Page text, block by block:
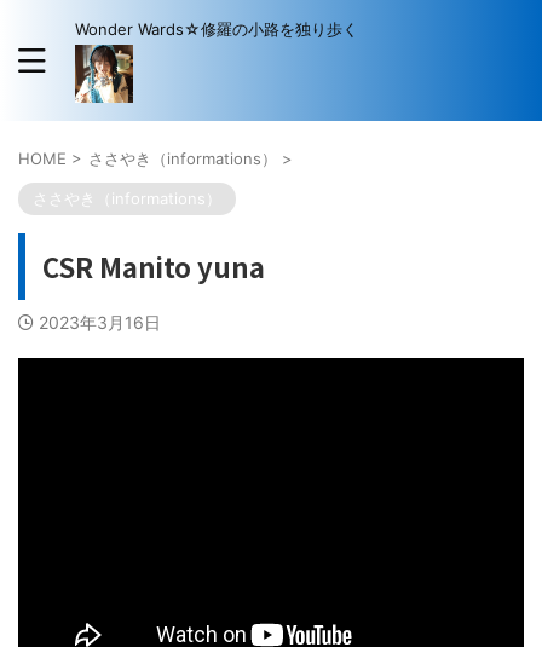
Wonder Wards☆修羅の小路を独り歩く
HOME > ささやき（informations） >
ささやき（informations）
CSR Manito yuna
2023年3月16日